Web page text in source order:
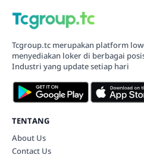
Tcgroup.tc merupakan platform
menyediakan loker di berbagai
Industri yang update setiap hari
TENTANG
About Us
Contact Us